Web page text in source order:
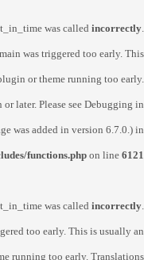
was called incorrectly.
was triggered too early. This
or theme running too early.
or later. Please see Debugging in
was added in version 6.7.0.) in
functions.php on line 6121
was called incorrectly.
too early. This is usually an
running too early. Translations